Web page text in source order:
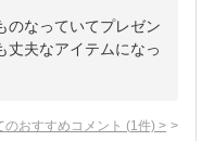
のなっていてプレゼン
丈夫なアイテムになっ
のおすすめコメント (1 件) >